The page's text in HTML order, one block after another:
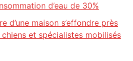
d’eau de 30%
d’une maison s’effondre près
et spécialistes mobilisés